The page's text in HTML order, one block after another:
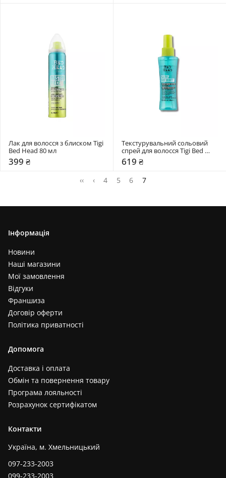
Лак для волосся з блиском Tigi
Bed Head 80 мл
399 ₴
Текстурувальний сольовий
спрей для волосся Tigi Bed
Head 100 мл
619 ₴
‹‹ ‹ 4 5 6 7
Інформація
Новини
Наші магазини
Мої замовлення
Відгуки
Франшиза
Договір оферти
Політика приватності
Допомога
Доставка і оплата
Обмін та повернення товару
Програма лояльності
Розрахунок сертифікатом
Контакти
Україна, м. Хмельницький
097-233-2003
099-233-2003